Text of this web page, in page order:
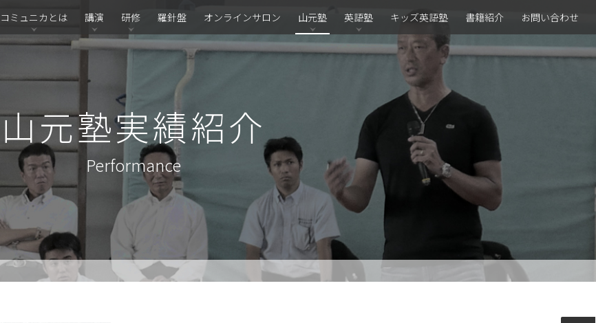
コミュニカとは 講演 研修 羅針盤 オンラインサロン 山元塾 英語塾 キッズ英語塾 書籍紹介 お問い合わせ
山元塾実績紹介
Performance